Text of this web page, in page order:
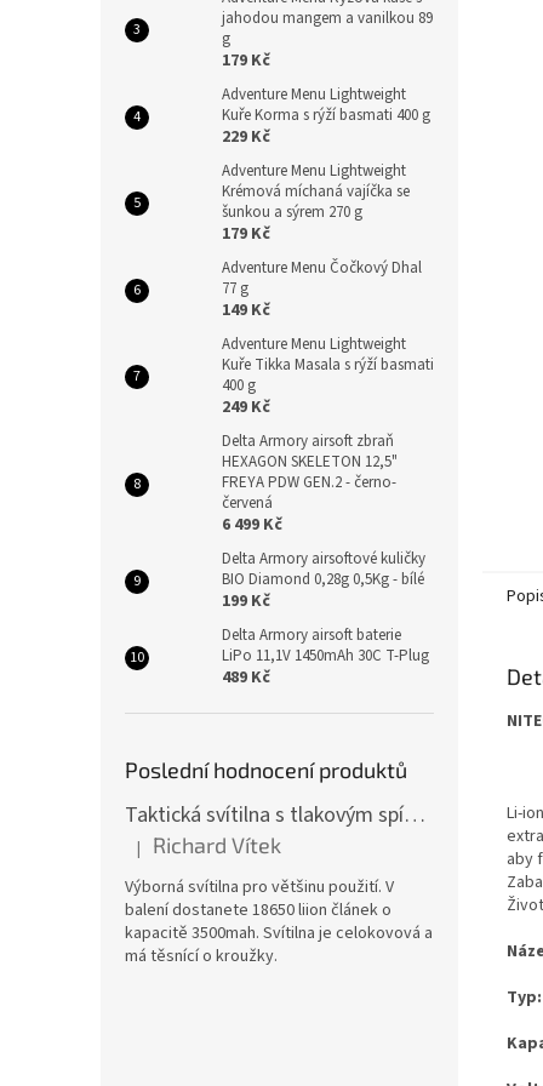
jahodou mangem a vanilkou 89
g
179 Kč
Adventure Menu Lightweight
Kuře Korma s rýží basmati 400 g
229 Kč
Adventure Menu Lightweight
Krémová míchaná vajíčka se
šunkou a sýrem 270 g
179 Kč
Adventure Menu Čočkový Dhal
77 g
149 Kč
Adventure Menu Lightweight
Kuře Tikka Masala s rýží basmati
400 g
249 Kč
Delta Armory airsoft zbraň
HEXAGON SKELETON 12,5"
FREYA PDW GEN.2 - černo-
červená
6 499 Kč
Delta Armory airsoftové kuličky
BIO Diamond 0,28g 0,5Kg - bílé
199 Kč
Delta Armory airsoft baterie
LiPo 11,1V 1450mAh 30C T-Plug
489 Kč
Poslední hodnocení produktů
Taktická svítilna s tlakovým spínačem [TCX]
Hodnocení produktu je 5 z 5 hvězdiček.
| Richard Vítek
Výborná svítilna pro většinu použití. V
balení dostanete 18650 liion článek o
kapacitě 3500mah. Svítilna je celokovová a
má těsnící o kroužky.
Li-
aby
Typ: